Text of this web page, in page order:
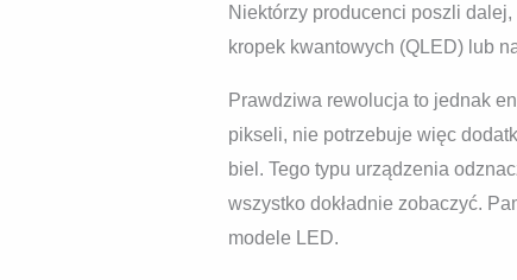
Niektórzy producenci poszli
kropek kwantowych (QLED) lub
Prawdziwa rewolucja to jednak
pikseli, nie potrzebuje więc
biel. Tego typu urządzenia
wszystko dokładnie zobaczyć.
modele LED.